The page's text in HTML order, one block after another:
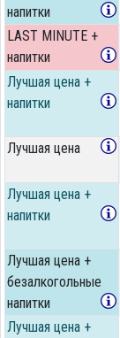
напитки
LAST MINUTE +
напитки
Лучшая цена +
напитки
Лучшая цена
Лучшая цена +
напитки
Лучшая цена +
безалкогольные
напитки
Лучшая цена +